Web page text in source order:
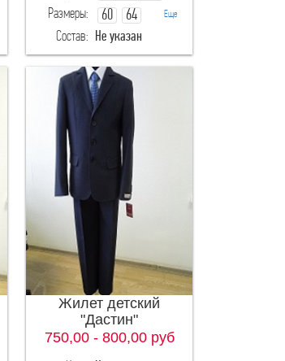
Размеры: 60
64
68
72
Еще
Состав: Не указан
Жилет детский
"Дастин"
750,00 - 800,00руб